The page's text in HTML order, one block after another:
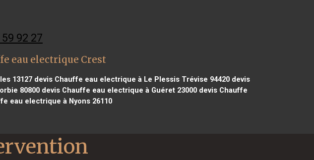
92 27
eau electrique Crest
13127 devis Chauffe eau electrique à Le Plessis Trévise 94420 devis
80800devis Chauffe eau electrique à Guéret 23000devis Chauffe
eau electrique à Nyons 26110